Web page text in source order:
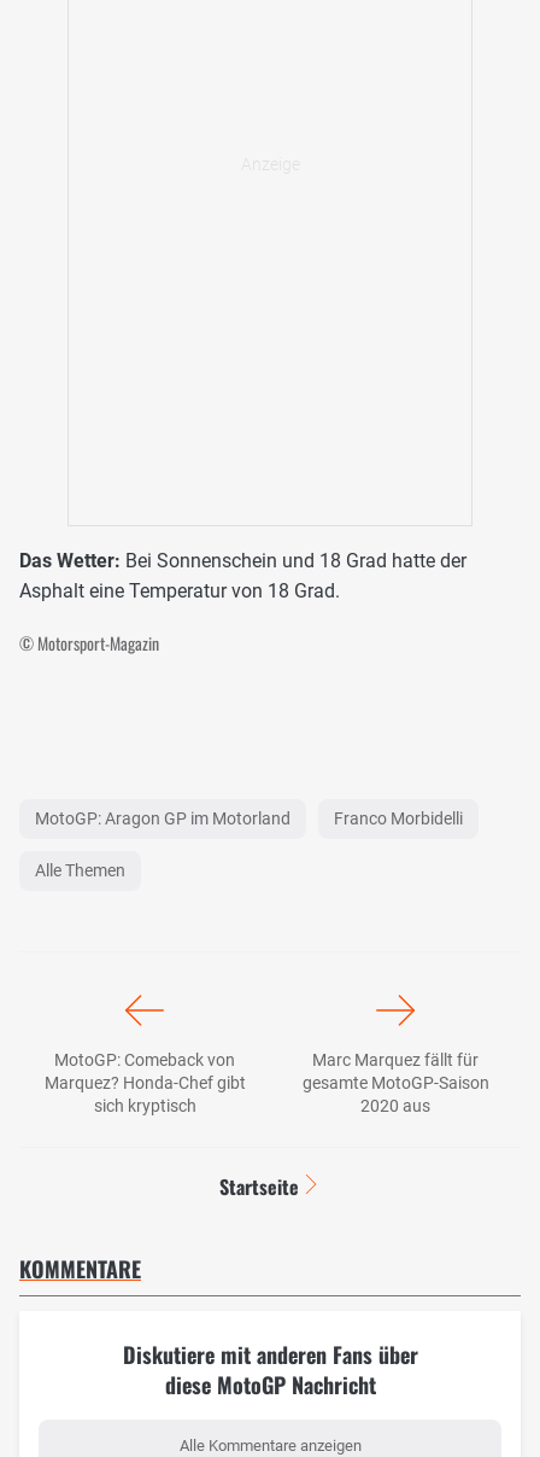
Das Wetter: Bei Sonnenschein und 18 Grad hatte der
Asphalt eine Temperatur von 18 Grad.
© Motorsport-Magazin
MotoGP: Aragon GP im Motorland Franco Morbidelli
Alle Themen
MotoGP: Comeback von
Marquez? Honda-Chef gibt
sich kryptisch
Marc Marquez fällt für
gesamte MotoGP-Saison
2020 aus
Startseite
KOMMENTARE
Diskutiere mit anderen Fans über
diese MotoGP Nachricht
Alle Kommentare anzeigen